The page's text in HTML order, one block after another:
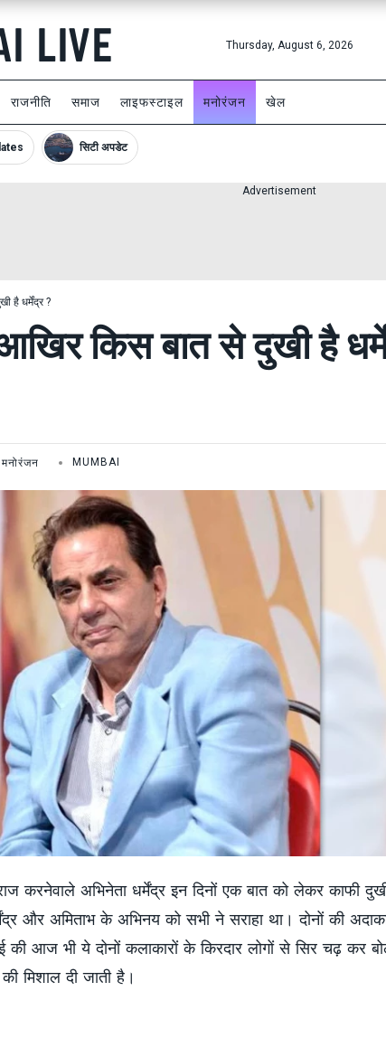
Thursday, August 6, 2026
राजनीति समाज लाइफस्टाइल मनोरंजन खेल
सिटी अपडेट
Advertisement
है धर्मेंद्र ?
किस बात से दुखी है
मनोरंजन MUMBAI
करनेवाले अभिनेता धर्मेंद्र इन दिनों एक बात को लेकर काफी
और अमिताभ के अभिनय को सभी ने सराहा था। दोनों की
आज भी ये दोनों कलाकारों के किरदार लोगों से सिर चढ़ कर
मिशाल दी जाती है।